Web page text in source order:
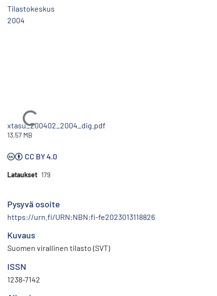
Tilastokeskus
2004
Ladataan...
xtasu_200402_2004_dig.pdf
13.57 MB
CC BY 4.0
Lataukset 179
Pysyvä osoite
https://urn.fi/URN:NBN:fi-fe2023013118826
Kuvaus
Suomen virallinen tilasto (SVT)
ISSN
1238-7142